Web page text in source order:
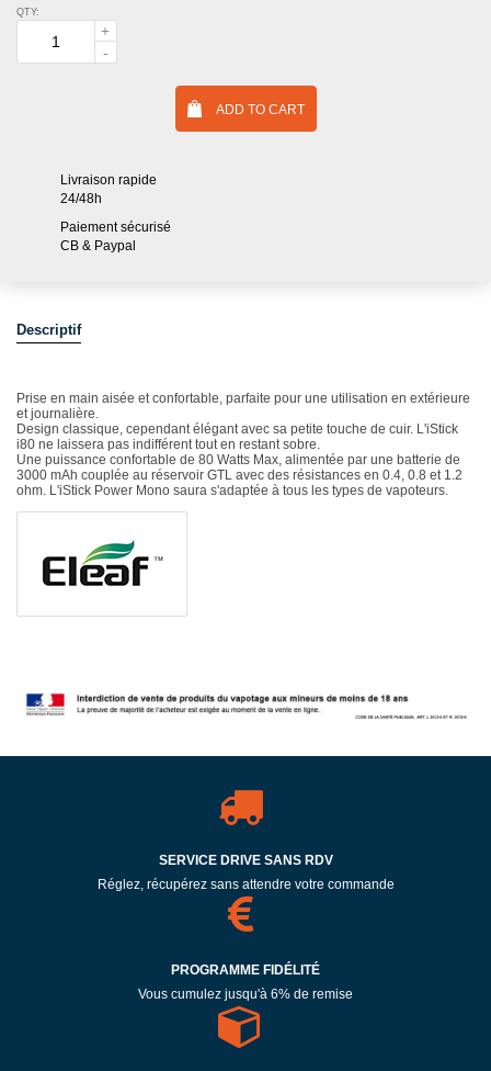
QTY:
ADD TO CART
Livraison rapide
24/48h
Paiement sécurisé
CB & Paypal
Descriptif
Prise en main aisée et confortable, parfaite pour une utilisation en extérieure
et journalière.
Design classique, cependant élégant avec sa petite touche de cuir. L'iStick
i80 ne laissera pas indifférent tout en restant sobre.
Une puissance confortable de 80 Watts Max, alimentée par une batterie de
3000 mAh couplée au réservoir GTL avec des résistances en 0.4, 0.8 et 1.2
ohm. L'iStick Power Mono saura s'adaptée à tous les types de vapoteurs.
SERVICE DRIVE SANS RDV
Réglez, récupérez sans attendre votre commande
PROGRAMME FIDÉLITÉ
Vous cumulez jusqu'à 6% de remise